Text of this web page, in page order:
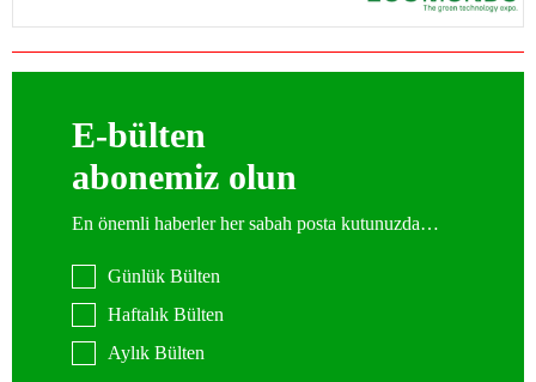
E-bülten
abonemiz olun
En önemli haberler her sabah posta kutunuzda…
Günlük Bülten
Haftalık Bülten
Aylık Bülten